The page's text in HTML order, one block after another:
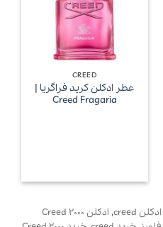
62,700,000 تومان
CREED
عطر ادکلن کرید فراگریا |
Creed Fragaria
ادکلن creed ,
ادکلن Creed 2000